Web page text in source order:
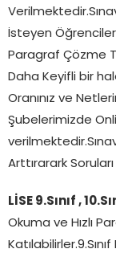
İsteyen Öğrenciler
Paragraf Çözme
Daha Keyifli bir
Oranınız ve
Şubelerimizde
Arttırarark
LİSE 9.Sınıf ,
Okuma ve Hızlı
Katılabilirler.9.Sınıf